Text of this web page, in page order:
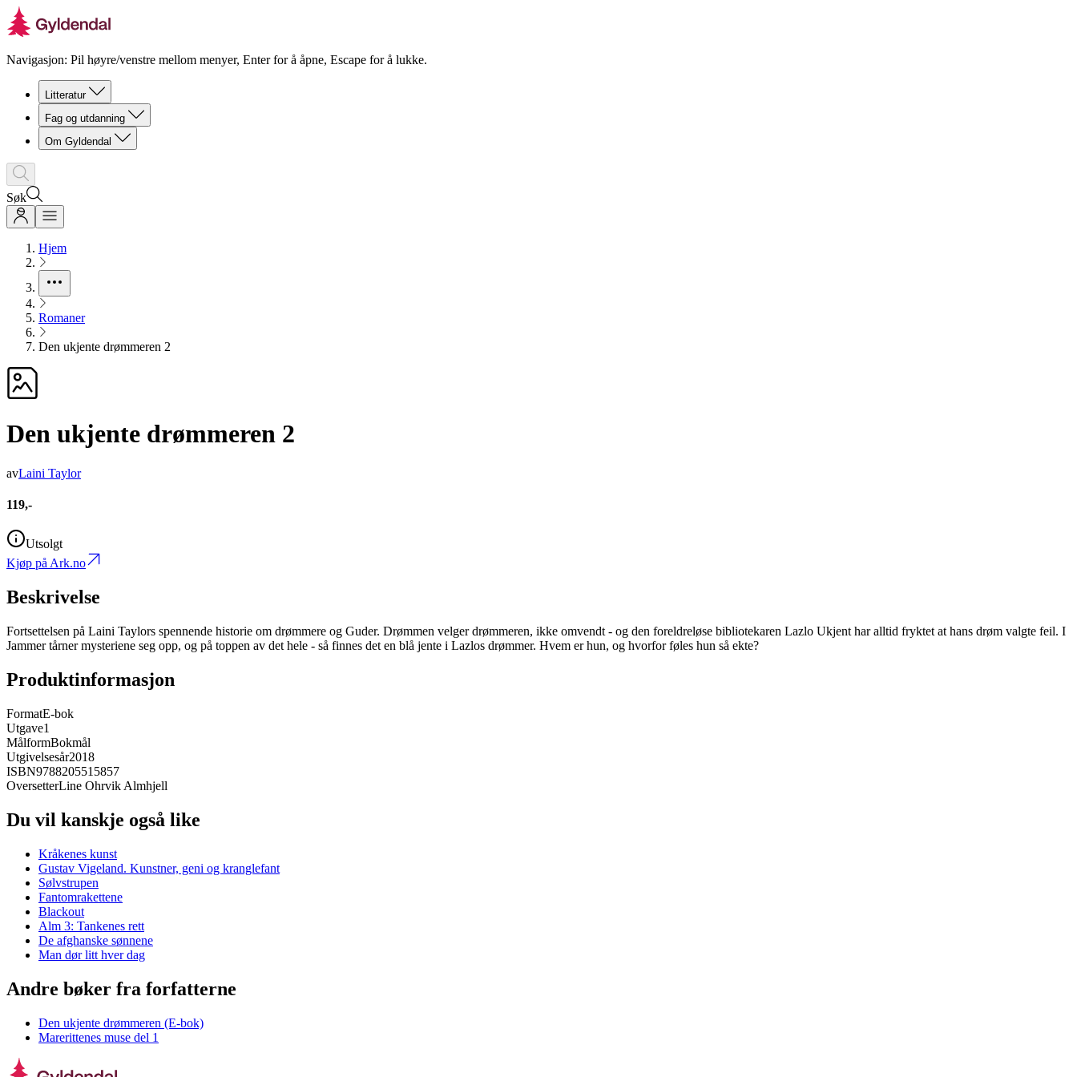
Navigasjon: Pil høyre/venstre mellom menyer, Enter for å åpne, Escape for å lukke.
Litteratur
Fag og utdanning
Om Gyldendal
Søk
Hjem
Romaner
Den ukjente drømmeren 2
Den ukjente drømmeren 2
avLaini Taylor
119,-
Utsolgt
Kjøp på Ark.no
Beskrivelse
Fortsettelsen på Laini Taylors spennende historie om drømmere og Guder. Drømmen velger drømmeren, ikke omvendt - og den foreldreløse bibliotekaren Lazlo Ukjent har alltid fryktet at hans drøm valgte feil. I
Jammer tårner mysteriene seg opp, og på toppen av det hele - så finnes det en blå jente i Lazlos drømmer. Hvem er hun, og hvorfor føles hun så ekte?
Produktinformasjon
FormatE-bok
Utgave1
MålformBokmål
Utgivelsesår2018
ISBN9788205515857
OversetterLine Ohrvik Almhjell
Du vil kanskje også like
Kråkenes kunst
Gustav Vigeland. Kunstner, geni og kranglefant
Sølvstrupen
Fantomrakettene
Blackout
Alm 3: Tankenes rett
De afghanske sønnene
Man dør litt hver dag
Andre bøker fra forfatterne
Den ukjente drømmeren (E-bok)
Marerittenes muse del 1